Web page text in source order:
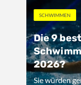
SCHWIMMEN
Die 9
2026?
Sie würden